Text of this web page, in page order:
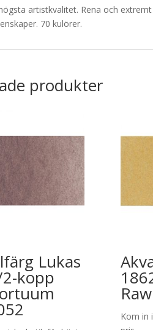
artistkvalitet. Rena och
70 kulörer.
produkter
Lukas
kopp
Kom in